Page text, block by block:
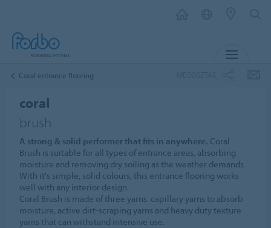
Coral entrance flooring
coral
brush
A strong & solid performer that fits in anywhere. Coral
Brush is suitable for all types of entrance areas, absorbing
moisture and removing dry soiling as the weather demands.
With it's simple, solid colours, this entrance flooring works
well with any interior design.
Coral Brush is made of three yarns: capillary yarns to absorb
moisture, active dirt-scraping yarns and heavy duty texture
yarns that can withstand intensive use.